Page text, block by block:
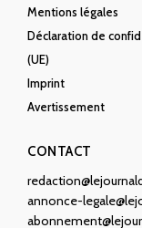
Mentions légales
Déclaration de
(UE)
Imprint
Avertissement
CONTACT
annonce-